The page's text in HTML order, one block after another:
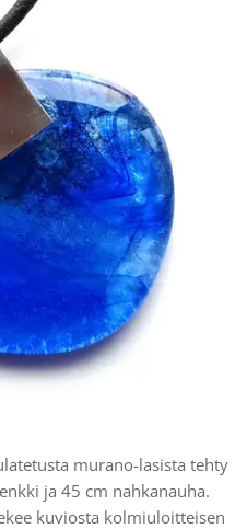
murano-lasista tehty
ja 45 cm nahkanauha.
kuviosta kolmiuloitteisen